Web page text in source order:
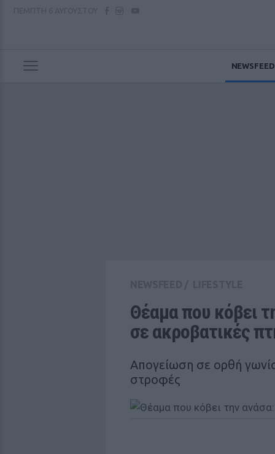
NEWSFEED
Θέαμα που κόβει
σε ακροβατικές
Απογείωση σε ορθή
στροφές